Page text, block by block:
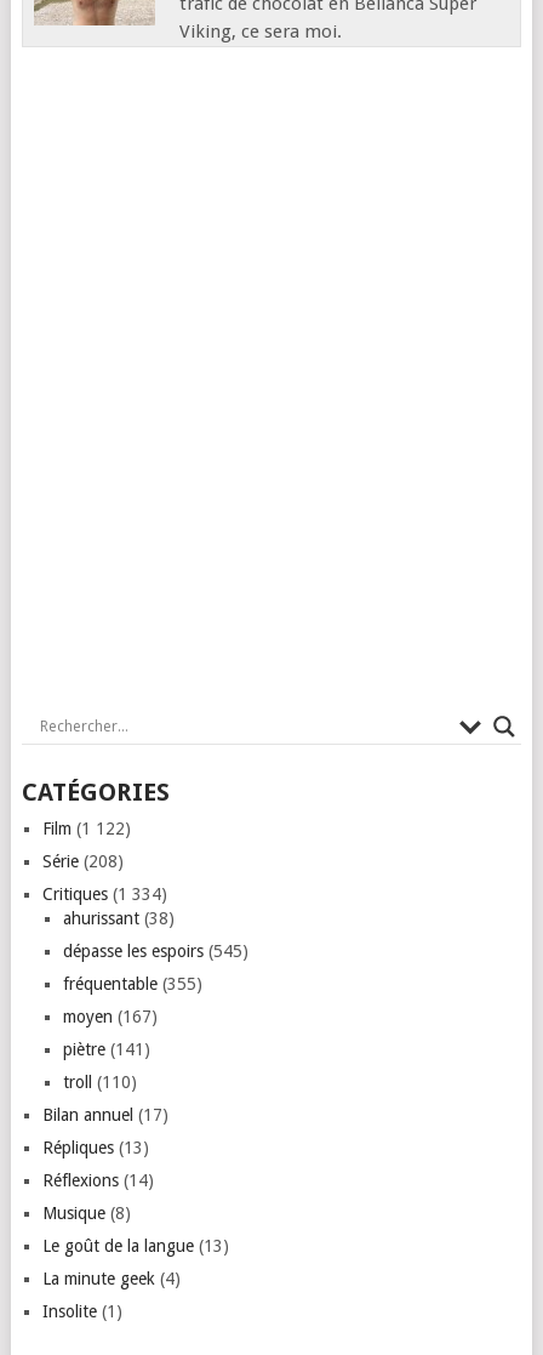
Viking, ce sera moi.
CATÉGORIES
Film (1 122)
Série(208)
Critiques(1 334)
ahurissant(38)
dépasse les espoirs(545)
fréquentable(355)
moyen (167)
piètre(141)
troll
(110)
Bilan annuel (17)
Répliques(13)
Réflexions(14)
Musique(8)
Le goût de la langue(13)
La minute geek (4)
Insolite(1)